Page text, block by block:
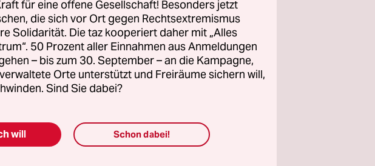
um den geplanten Bau
BBC
-Nachrichtenportal am
der Demokraten
verbieten, die bei der
werden könnten.
für eine offene Gesellschaft! Besonders jetzt
die sich vor Ort gegen Rechtsextremismus
Solidarität. Die taz kooperiert daher mit „Alles
50 Prozent aller Einnahmen aus Anmeldungen
– bis zum 30. September – an die Kampagne,
Orte unterstützt und Freiräume sichern will,
Sind Sie dabei?
will Schon dabei!